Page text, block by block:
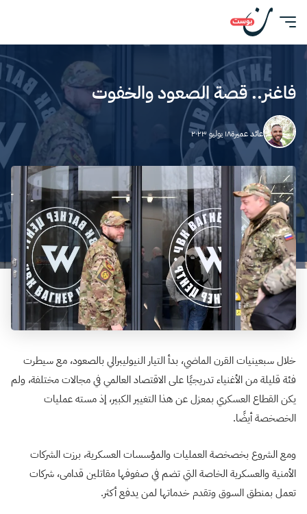
فاغنر.. قصة الصعود والخفوت
عائد عميرة١٨ يوليو ٢٠٢٣
خلال سبعينيات القرن الماضي، بدأ التيار النيوليبرالي بالصعود، مع سيطرت
فئة قليلة من الأغنياء تدريجيًا على الاقتصاد العالمي في مجالات مختلفة، ولم
يكن القطاع العسكري بمعزل عن هذا التغيير الكبير، إذ مسته عمليات
الخصخصة أيضًا.
ومع الشروع بخصخصة العمليات والمؤسسات العسكرية، برزت الشركات
الأمنية والعسكرية الخاصة التي تضم في صفوفها مقاتلين قدامى، شركات
تعمل بمنطق السوق وتقدم خدماتها لمن يدفع أكثر.